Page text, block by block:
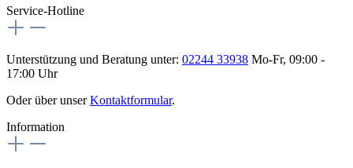
Service-Hotline
Unterstützung und Beratung unter: 02244 33938 Mo-Fr, 09:00 -
17:00 Uhr
Oder über unserKontaktformular.
Information